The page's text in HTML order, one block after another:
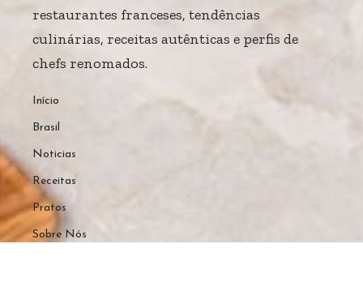
restaurantes franceses, tendências
culinárias, receitas autênticas e perfis de
chefs renomados.
Início
Brasil
Noticias
Receitas
Pratos
Sobre Nós